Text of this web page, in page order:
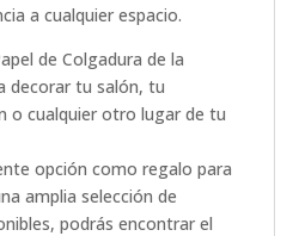
a cualquier espacio.
de Colgadura de la
decorar tu salón, tu
o cualquier otro lugar de tu
opción como regalo para
amplia selección de
podrás encontrar el